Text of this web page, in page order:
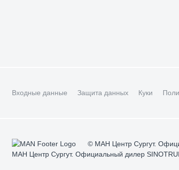
Входные данные Защита данных Куки
© МАН Центр Сургут.
МАН Центр Сургут. Официальный дилер